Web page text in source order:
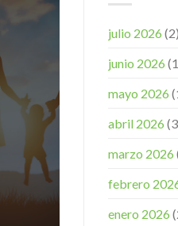
julio 2026 (2)
junio 2026
mayo 2026
abril 2026
marzo 2026
febrero
enero 2026